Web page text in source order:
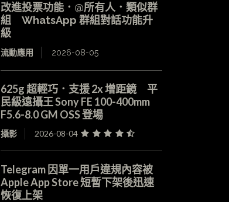
改進投票功能．@所有人．類似群
組 WhatsApp 群組對話功能升
級
流動應用 2026-08-05
625g 超輕巧．支援 2x 增距鏡 平
民級遠攝王 Sony FE 100-400mm
F5.6-8.0 GM OSS 登場
攝影 2026-08-04
Telegram 因單一用戶違規內容被
Apple App Store 短暫下架後迅速
恢復上架